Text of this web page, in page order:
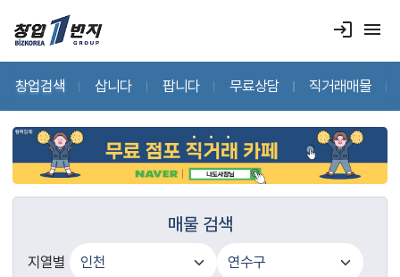
login menu
창업검색 삽니다 팝니다 무료상담 직거래매물
매물 검색
지열별